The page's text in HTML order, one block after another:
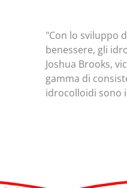
"Con lo sviluppo
benessere, gli
Joshua Brooks,
gamma di
idrocolloidi sono